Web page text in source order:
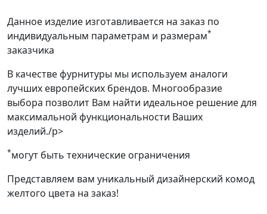
Данное изделие изготавливается на заказ по
индивидуальным параметрам и размерам*
заказчика
В качестве фурнитуры мы используем аналоги
лучших европейских брендов. Многообразие
выбора позволит Вам найти идеальное решение для
максимальной функциональности Ваших
изделий./p>
*могут быть технические ограничения
Представляем вам уникальный дизайнерский комод
желтого цвета на заказ!